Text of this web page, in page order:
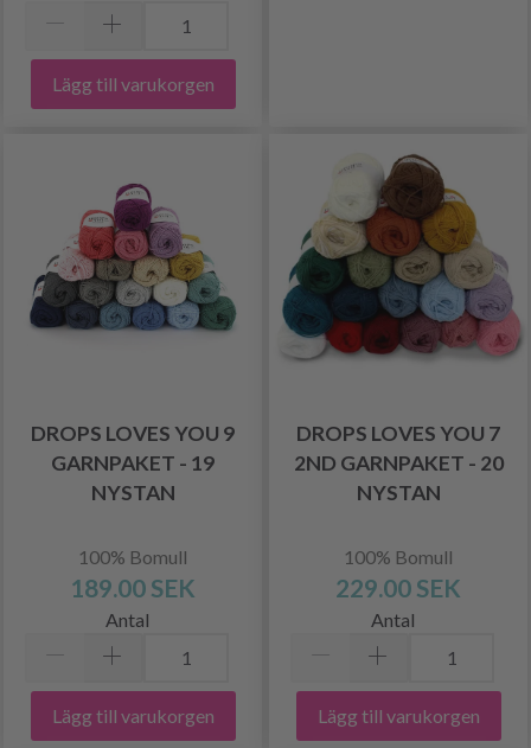
Lägg till varukorgen
DROPS LOVES YOU 9
GARNPAKET - 19
NYSTAN
100% Bomull
189.00 SEK
Antal
Lägg till varukorgen
DROPS LOVES YOU 7
2ND GARNPAKET - 20
NYSTAN
100% Bomull
229.00 SEK
Antal
Lägg till varukorgen